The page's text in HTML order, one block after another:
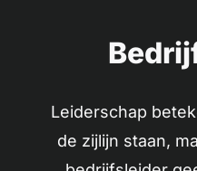
Leiderschap
de zijlijn staan,